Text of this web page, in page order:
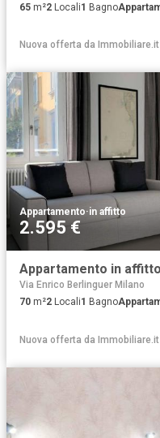
65 m²2 Locali1 Bagno
Nuova offerta da Immobiliare.it
Appartamento·in affitto
2.595 €
Appartamento in affitto
Via Enrico Berlinguer Milano
70 m²2 Locali1 Bagno
Nuova offerta da Immobiliare.it